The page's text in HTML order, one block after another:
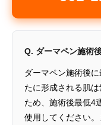
Q. ダーマペン施術
ダーマペン施術後
たに形成される肌
ため、施術後最低4
使用してください